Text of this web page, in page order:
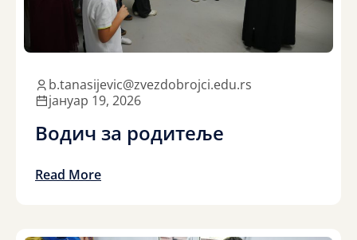
b.tanasijevic@zvezdobrojci.edu.rs
јануар 19, 2026
Водич за родитеље
Read More